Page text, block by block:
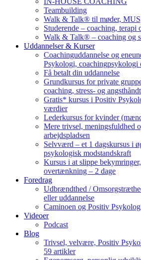
Teambuilding
Walk & Talk® til møder,
Studerende – coaching, terapi
Walk & Talk® – coaching og
Uddannelser & Kurser
Coachinguddannelse og
Psykologi, coachingpsykologi
Få betalt din uddannelse
Grundkursus for private
coaching, stress- og
Gratis* kursus i Positiv
værdier
Lederkursus for kvinder
Mere trivsel, meningsfuldhed
arbejdspladsen
Selvværd – et 1 dagskursus i
psykologisk modstandskraft
Kursus i at slippe
overtænkning – 2 dage
Foredrag
Udbrændthed /
eller uddannelse
Caminoen og Positiv
Videoer
Podcast
Blog
Trivsel, velvære, Positiv
59 artikler